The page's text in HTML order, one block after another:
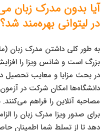
آیا بدون مدرک زبان
در لیتوانی بهره‌مند شد؟
به طور کلی داشتن مدرک زبان
بزرگ است و شانس ویزا را
در بحث مزایا و معایب تحصیل
دانشگاه‌ها امکان شرکت در
مصاحبه آنلاین را فراهم
برای صدور ویزا مدرک زبان را
دهد تا از تسلط شما اطمینان